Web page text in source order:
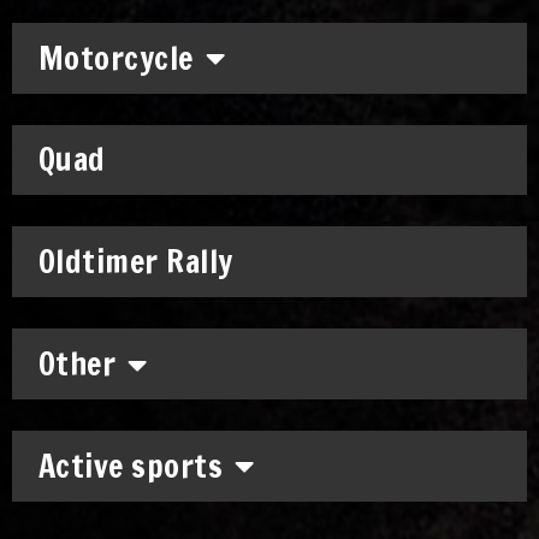
Motorcycle
Quad
Oldtimer Rally
Other
Active sports